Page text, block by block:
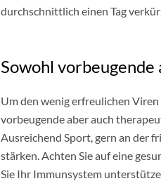
durchschnittlich einen Tag
Sowohl
Um den wenig erfreulichen
vorbeugende aber auch
Ausreichend Sport, gern an der
stärken. Achten Sie auf eine
Sie Ihr Immunsystem